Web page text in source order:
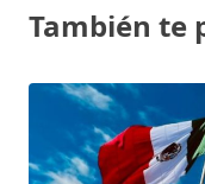
También te